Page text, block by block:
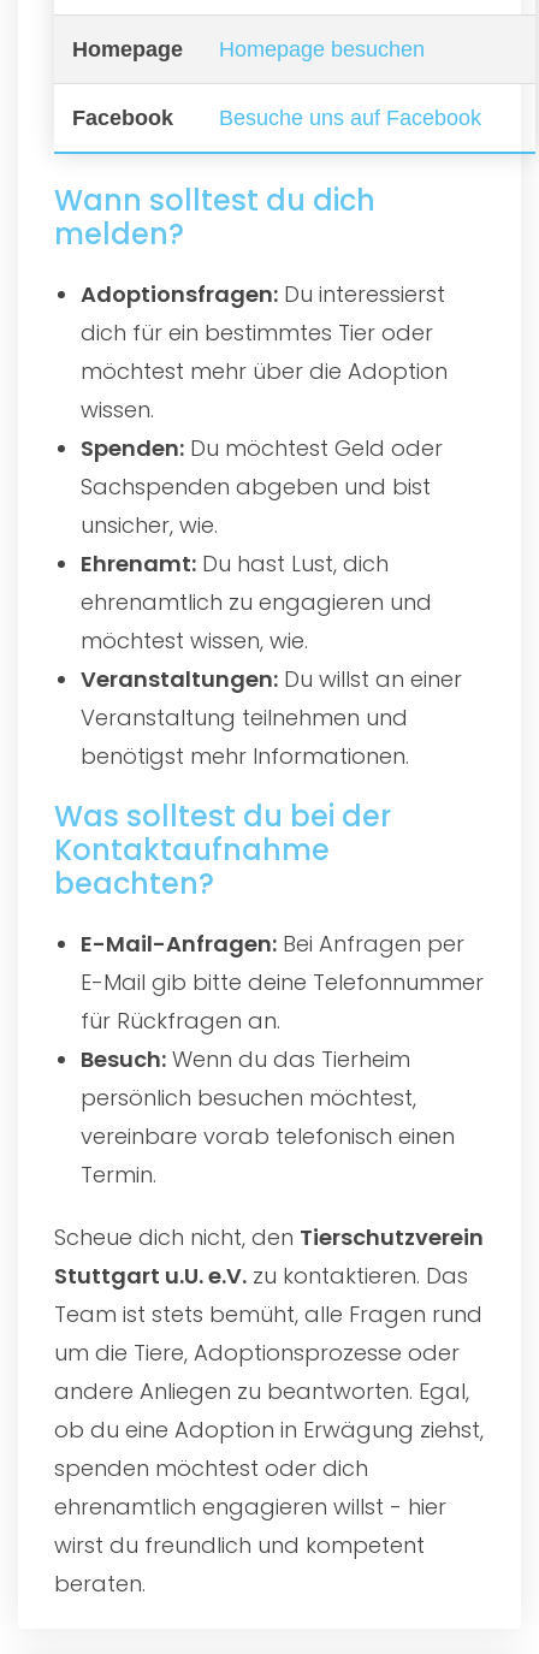
Homepage Homepage besuchen
Facebook Besuche uns auf Facebook
Wann solltest du dich
melden?
Adoptionsfragen: Du interessierst
dich für ein bestimmtes Tier oder
möchtest mehr über die Adoption
wissen.
Spenden: Du möchtest Geld oder
Sachspenden abgeben und bist
unsicher, wie.
Ehrenamt: Du hast Lust, dich
ehrenamtlich zu engagieren und
möchtest wissen, wie.
Veranstaltungen: Du willst an einer
Veranstaltung teilnehmen und
benötigst mehr Informationen.
Was solltest du bei der
Kontaktaufnahme
beachten?
E-Mail-Anfragen: Bei Anfragen per
E-Mail gib bitte deine Telefonnummer
für Rückfragen an.
Besuch: Wenn du das Tierheim
persönlich besuchen möchtest,
vereinbare vorab telefonisch einen
Termin.
Scheue dich nicht, den Tierschutzverein
Stuttgart u.U. e.V. zu kontaktieren. Das
Team ist stets bemüht, alle Fragen rund
um die Tiere, Adoptionsprozesse oder
andere Anliegen zu beantworten. Egal,
ob du eine Adoption in Erwägung ziehst,
spenden möchtest oder dich
ehrenamtlich engagieren willst - hier
wirst du freundlich und kompetent
beraten.